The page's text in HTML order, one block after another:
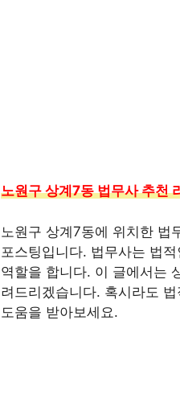
노원구 상계7동 법무사 추천
노원구 상계7동에 위치한 법
포스팅입니다. 법무사는 법
역할을 합니다. 이 글에서는
려드리겠습니다. 혹시라도
도움을 받아보세요.